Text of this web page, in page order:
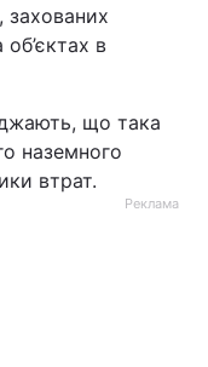
захованих
в
що така
наземного
втрат.
Реклама